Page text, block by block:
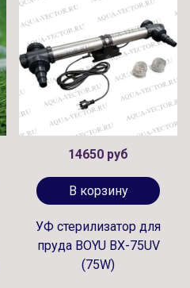
14650 руб
В корзину
УФ стерилизатор для
пруда BOYU BX-75UV
(75W)